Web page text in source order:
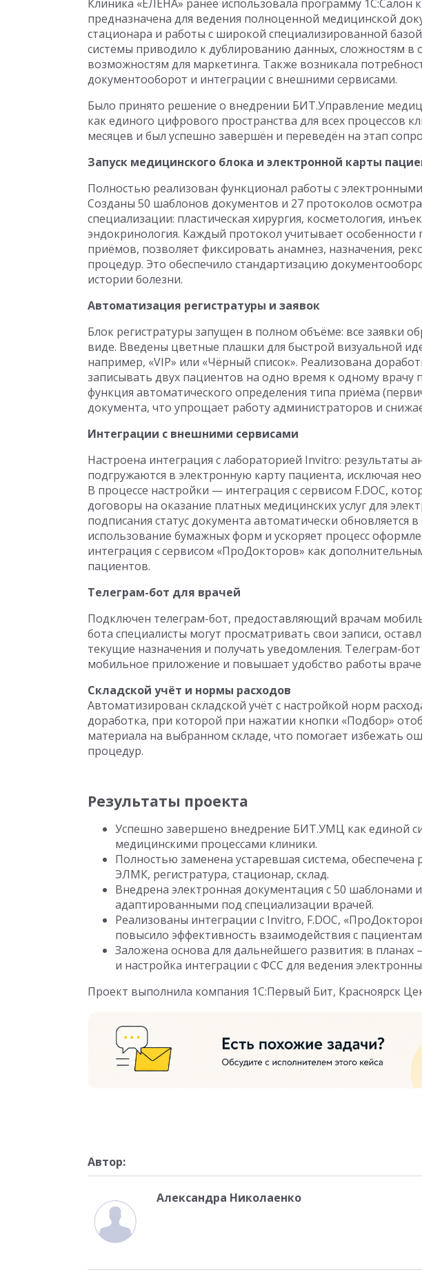
Клиника «ЕЛЕНА» ранее использовала программу 1С:Салон
предназначена для ведения полноценной медицинской
стационара и работы с широкой специализированной
системы приводило к дублированию данных, сложностям в
возможностям для маркетинга. Также возникала
документооборот и интеграции с внешними сервисами.
Было принято решение о внедрении БИТ.Управление
как единого цифрового пространства для всех процессов
месяцев и был успешно завершён и переведён на этап
Запуск медицинского блока и электронной карты
Полностью реализован функционал работы с
Созданы 50 шаблонов документов и 27 протоколов
специализации: пластическая хирургия, косметология,
эндокринология. Каждый протокол учитывает особенности
приёмов, позволяет фиксировать анамнез, назначения,
процедур. Это обеспечило стандартизацию
истории болезни.
Автоматизация регистратуры и заявок
Блок регистратуры запущен в полном объёме: все заявки
виде. Введены цветные плашки для быстрой визуальной
например, «VIP» или «Чёрный список». Реализована
записывать двух пациентов на одно время к одному врачу
функция автоматического определения типа приёма
документа, что упрощает работу администраторов и
Интеграции с внешними сервисами
Настроена интеграция с лабораторией Invitro: результаты
подгружаются в электронную карту пациента, исключая
В процессе настройки — интеграция с сервисом F.DOC,
договоры на оказание платных медицинских услуг для
подписания статус документа автоматически обновляется
использование бумажных форм и ускоряет процесс
интеграция с сервисом «ПроДокторов» как
пациентов.
Телеграм-бот для врачей
Подключен телеграм-бот, предоставляющий врачам
бота специалисты могут просматривать свои записи,
текущие назначения и получать уведомления. Телеграм-
мобильное приложение и повышает удобство работы
Складской учёт и нормы расходов
Автоматизирован складской учёт с настройкой норм
доработка, при которой при нажатии кнопки «Подбор»
материала на выбранном складе, что помогает избежать
процедур.
Результаты проекта
Успешно завершено внедрение БИТ.УМЦ как единой
медицинскими процессами клиники.
Полностью заменена устаревшая система, обеспечена
ЭЛМК, регистратура, стационар, склад.
Внедрена электронная документация с 50 шаблонами
адаптированными под специализации врачей.
Реализованы интеграции с Invitro, F.DOC,
повысило эффективность взаимодействия с
Заложена основа для дальнейшего развития: в
и настройка интеграции с ФСС для ведения
Проект выполнила компания 1С:Первый Бит, Красноярск
Автор:
Александра Николаенко